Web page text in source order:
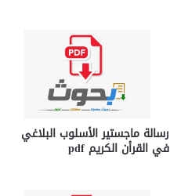
رسالة ماجستير الأسلوب البلاغي
في القرأن الكريم pdf